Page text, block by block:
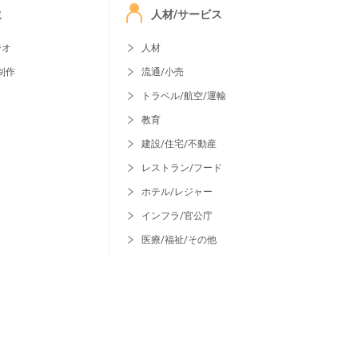
作
人材/サービス
人材
流通/小売
トラベル/航空/運輸
教育
建設/住宅/不動産
レストラン/フード
ホテル/レジャー
インフラ/官公庁
医療/福祉/その他